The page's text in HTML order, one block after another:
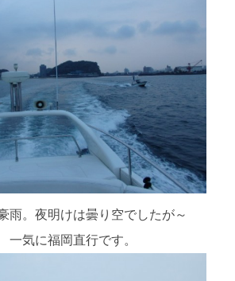
雨。夜明けは曇り空でしたが～
気に福岡直行です。